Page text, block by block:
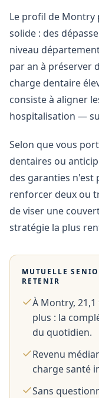
Le profil de
solide : des
niveau
par an à préserver
charge dentaire
consiste à aligner
hospitalisation —
Selon que vous
dentaires ou
des garanties n'est
renforcer deux ou
de viser une
stratégie la plus
MUTUELLE
RETENIR
À Montry,
plus : la
du quotidien.
Revenu
charge santé
Sans